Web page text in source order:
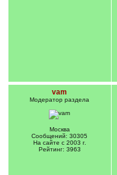
vam
Модератор раздела
Москва
Сообщений: 30305
На сайте с 2003 г.
Рейтинг: 3963